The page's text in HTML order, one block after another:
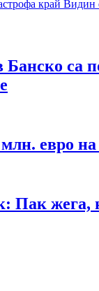
край
са
евро
Пак